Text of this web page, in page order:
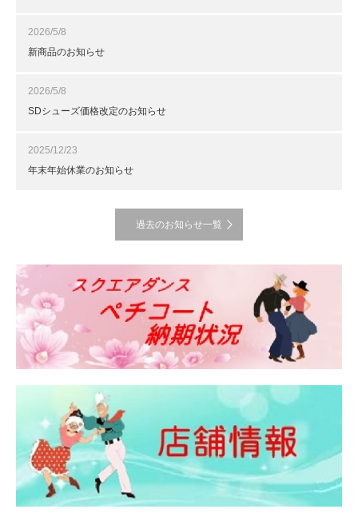
2026/5/8
新商品のお知らせ
2026/5/8
SDシューズ価格改定のお知らせ
2025/12/23
年末年始休業のお知らせ
過去のお知らせ一覧